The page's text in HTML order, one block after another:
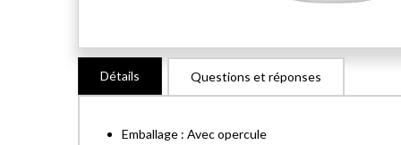
Skip
the
Détails
Emballage : Avec opercule
Questions et réponses